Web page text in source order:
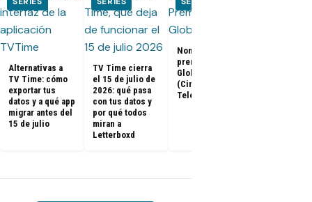
Alternativas a
TV Time: cómo
exportar tus
datos y a qué app
migrar antes del
15 de julio
TV Time cierra
el 15 de julio de
2026: qué pasa
con tus datos y
por qué todos
miran a
Letterboxd
Nominados a los
premios Golden
Globes 2025
(Cine y
Televisión)